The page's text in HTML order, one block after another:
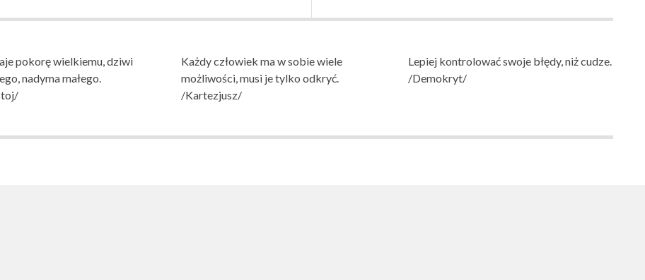
pokorę wielkiemu, dziwi
nadyma małego.
Każdy człowiek ma w sobie wiele
możliwości, musi je tylko odkryć.
/Kartezjusz/
Lepiej kontrolować swoje błędy, niż cudze.
/Demokryt/